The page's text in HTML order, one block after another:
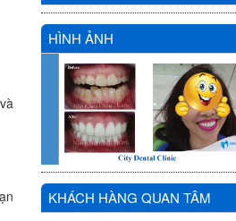
HÌNH ẢNH
KHÁCH HÀNG QUAN TÂM